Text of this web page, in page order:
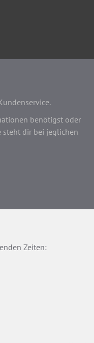
benötigst oder
steht dir bei jeglichen
Zeiten: